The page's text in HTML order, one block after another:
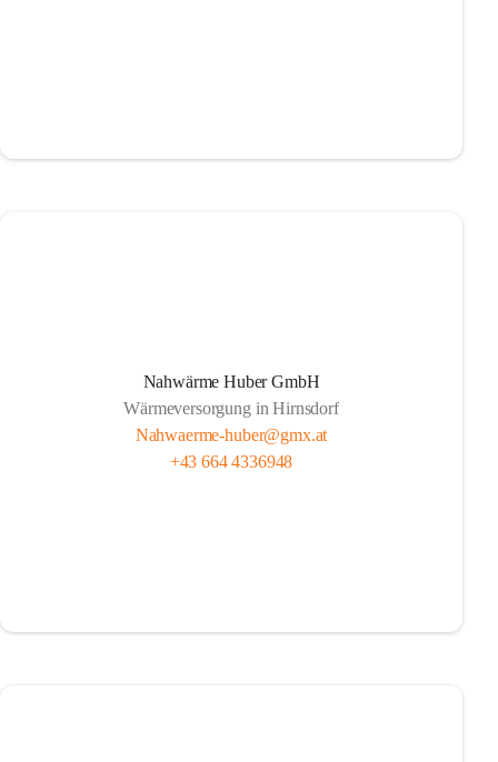
Nahwärme Huber GmbH
Wärmeversorgung in Hirnsdorf
Nahwaerme-huber@gmx.at
+43 664 4336948